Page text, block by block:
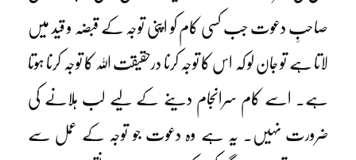
صاحبِ دعوت جب کسی کام کو اپنی توجہ کے قبضہ و قید میں
لاتا ہے تو جان لو کہ اس کا توجہ کرنا درحقیقت اللہ کا توجہ کرنا ہوتا
ہے۔ اسے کام سرانجام دینے کے لیے لب ہلانے کی
ضرورت نہیں۔ یہ ہے وہ دعوت جو توجہ کے عمل سے